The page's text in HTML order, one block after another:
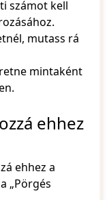
számot kell
mutass rá
mintaként
ehhez
ehhez a
„Pörgés